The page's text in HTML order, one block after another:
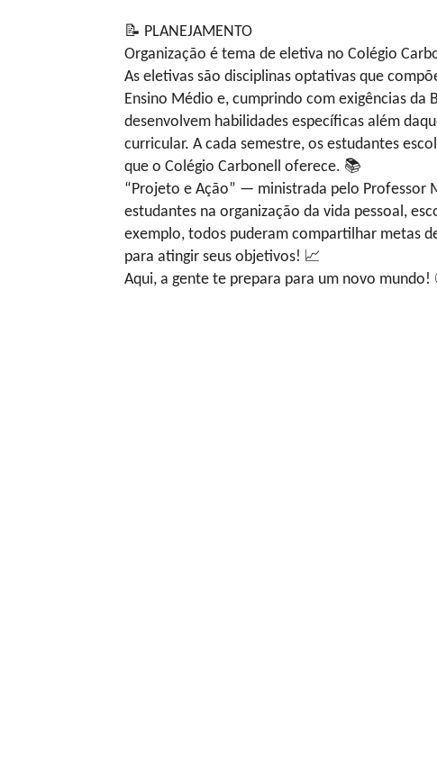
📝 PLANEJAMENTO
Organização é tema de eletiva no Colégio
As eletivas são disciplinas optativas que
Ensino Médio e, cumprindo com exigências da
desenvolvem habilidades específicas além
curricular. A cada semestre, os estudantes
que o Colégio Carbonell oferece. 📚
“Projeto e Ação” — ministrada pelo Professor
estudantes na organização da vida pessoal,
exemplo, todos puderam compartilhar metas
para atingir seus objetivos! 📈
Aqui, a gente te prepara para um novo mundo!